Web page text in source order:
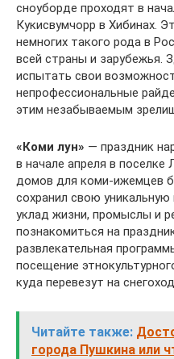
сноуборде проходят в
Кукисвумчорр в Хибинах.
немногих такого рода в
всей страны и зарубежья.
испытать свои
непрофессиональные
этим незабываемым
«Коми лун» — праздник
в начале апреля в
домов для коми-ижемцев
сохранил свою уникальную
уклад жизни, промыслы и
познакомиться на
развлекательная
посещение
куда перевезут на
Читайте также:
города Пушкина или